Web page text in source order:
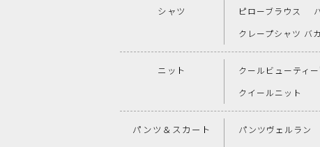
シャツ ピローブラウス
クレープシャツ バ
ニット クールビューティ
クイールニット
パンツ＆スカート パンツヴェルラン